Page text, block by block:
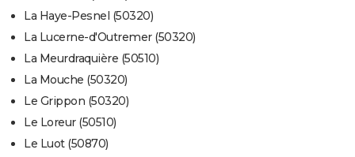
La Haye-Pesnel (50320)
La Lucerne-d'Outremer (50320)
La Meurdraquière (50510)
La Mouche (50320)
Le Grippon (50320)
Le Loreur (50510)
Le Luot (50870)